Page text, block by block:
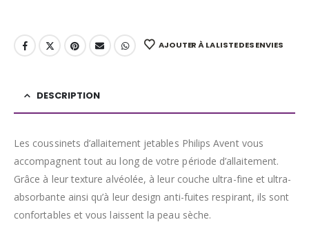
AJOUTER À LA LISTE DES ENVIES
DESCRIPTION
Les coussinets d’allaitement jetables Philips Avent vous
accompagnent tout au long de votre période d’allaitement.
Grâce à leur texture alvéolée, à leur couche ultra-fine et ultra-
absorbante ainsi qu’à leur design anti-fuites respirant, ils sont
confortables et vous laissent la peau sèche.